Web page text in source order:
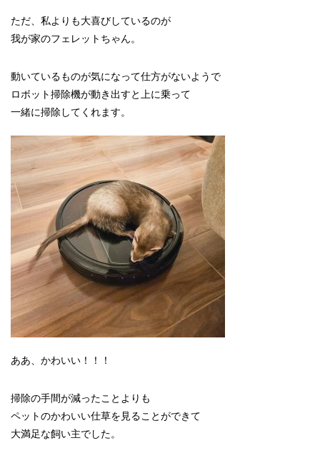
ただ、私よりも大喜びしているのが
我が家のフェレットちゃん。
動いているものが気になって仕方がないようで
ロボット掃除機が動き出すと上に乗って
一緒に掃除してくれます。
ああ、かわいい！！！
掃除の手間が減ったことよりも
ペットのかわいい仕草を見ることができて
大満足な飼い主でした。